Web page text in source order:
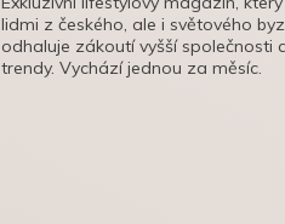
lidmi z českého, ale i světového
odhaluje zákoutí vyšší společnosti
trendy. Vychází jednou za měsíc.